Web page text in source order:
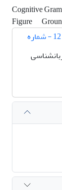
Cognitive
Figure
دوره 4، شماره 12 - شماره